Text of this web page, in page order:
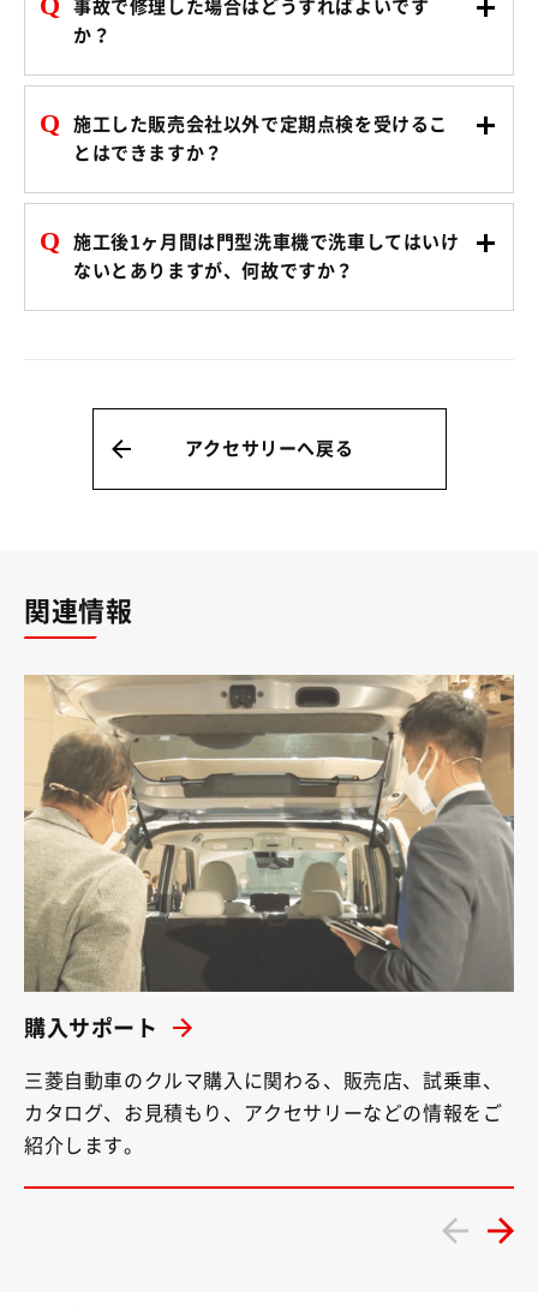
事故で修理した場合はどうすればよいです
か？
Q
施工した販売会社以外で定期点検を受けるこ
とはできますか？
Q
施工後1ヶ月間は門型洗車機で洗車してはいけ
ないとありますが、何故ですか？
アクセサリーへ戻る
関連情報
購入サポート
三菱自動車のクルマ購入に関わる、販売店、試乗車、
カタログ、お見積もり、アクセサリーなどの情報をご
紹介します。